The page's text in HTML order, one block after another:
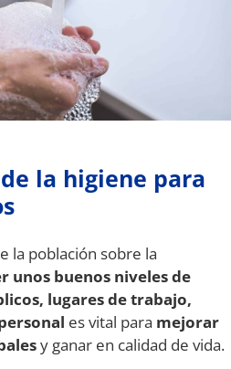
la higiene para
la población sobre la
unos buenos niveles de
lugares de trabajo,
es vital para mejorar
y ganar en calidad de vida.